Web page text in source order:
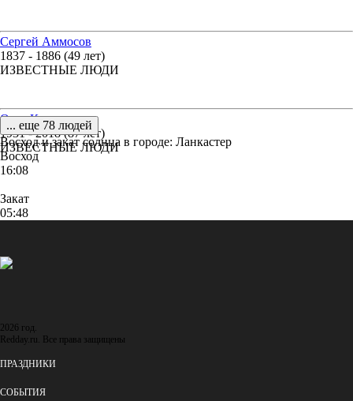
Сергей Аммосов
1837 - 1886 (49 лет)
ИЗВЕСТНЫЕ ЛЮДИ
Олег Конопкин
1931 - 2018 (87 лет)
ИЗВЕСТНЫЕ ЛЮДИ
... еще 78 людей
Восход и закат солнца в городе: Ланкастер
Восход
16:08
Закат
05:48
2026 год.
Redday.ru. Все права защищены
ПРАЗДНИКИ
СОБЫТИЯ